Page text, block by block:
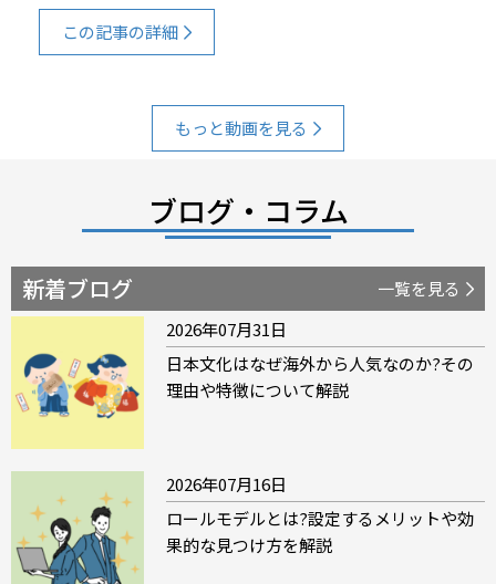
この記事の詳細
もっと動画を見る
ブログ・コラム
新着ブログ
一覧を見る
2026年07月31日
日本文化はなぜ海外から人気なのか?その
理由や特徴について解説
2026年07月16日
ロールモデルとは?設定するメリットや効
果的な見つけ方を解説